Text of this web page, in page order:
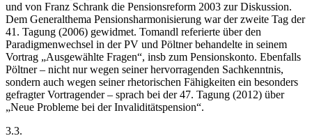
und von Franz Schrank die Pensionsreform 2003 zur Diskussion.
Dem Generalthema Pensionsharmonisierung war der zweite Tag der
41. Tagung (2006) gewidmet. Tomandl referierte über den
Paradigmenwechsel in der PV und Pöltnerbehandelte in seinem
Vortrag „Ausgewählte Fragen“, insb zum Pensionskonto. Ebenfalls
Pöltner– nicht nur wegen seiner hervorragenden Sachkenntnis,
sondern auch wegen seiner rhetorischen Fähigkeiten ein besonders
gefragter Vortragender – sprach bei der 47. Tagung (2012) über
„Neue Probleme bei der Invaliditätspension“.
3.3.